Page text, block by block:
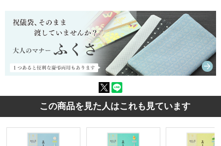
この商品を見た人はこれも見ています